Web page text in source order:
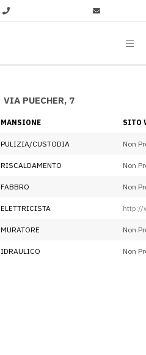
VIA PUECHER, 7
MANSIONE SITO
PULIZIA/CUSTODIA Non
RISCALDAMENTO Non
FABBRO Non
ELETTRICISTA http://
MURATORE Non
IDRAULICO Non